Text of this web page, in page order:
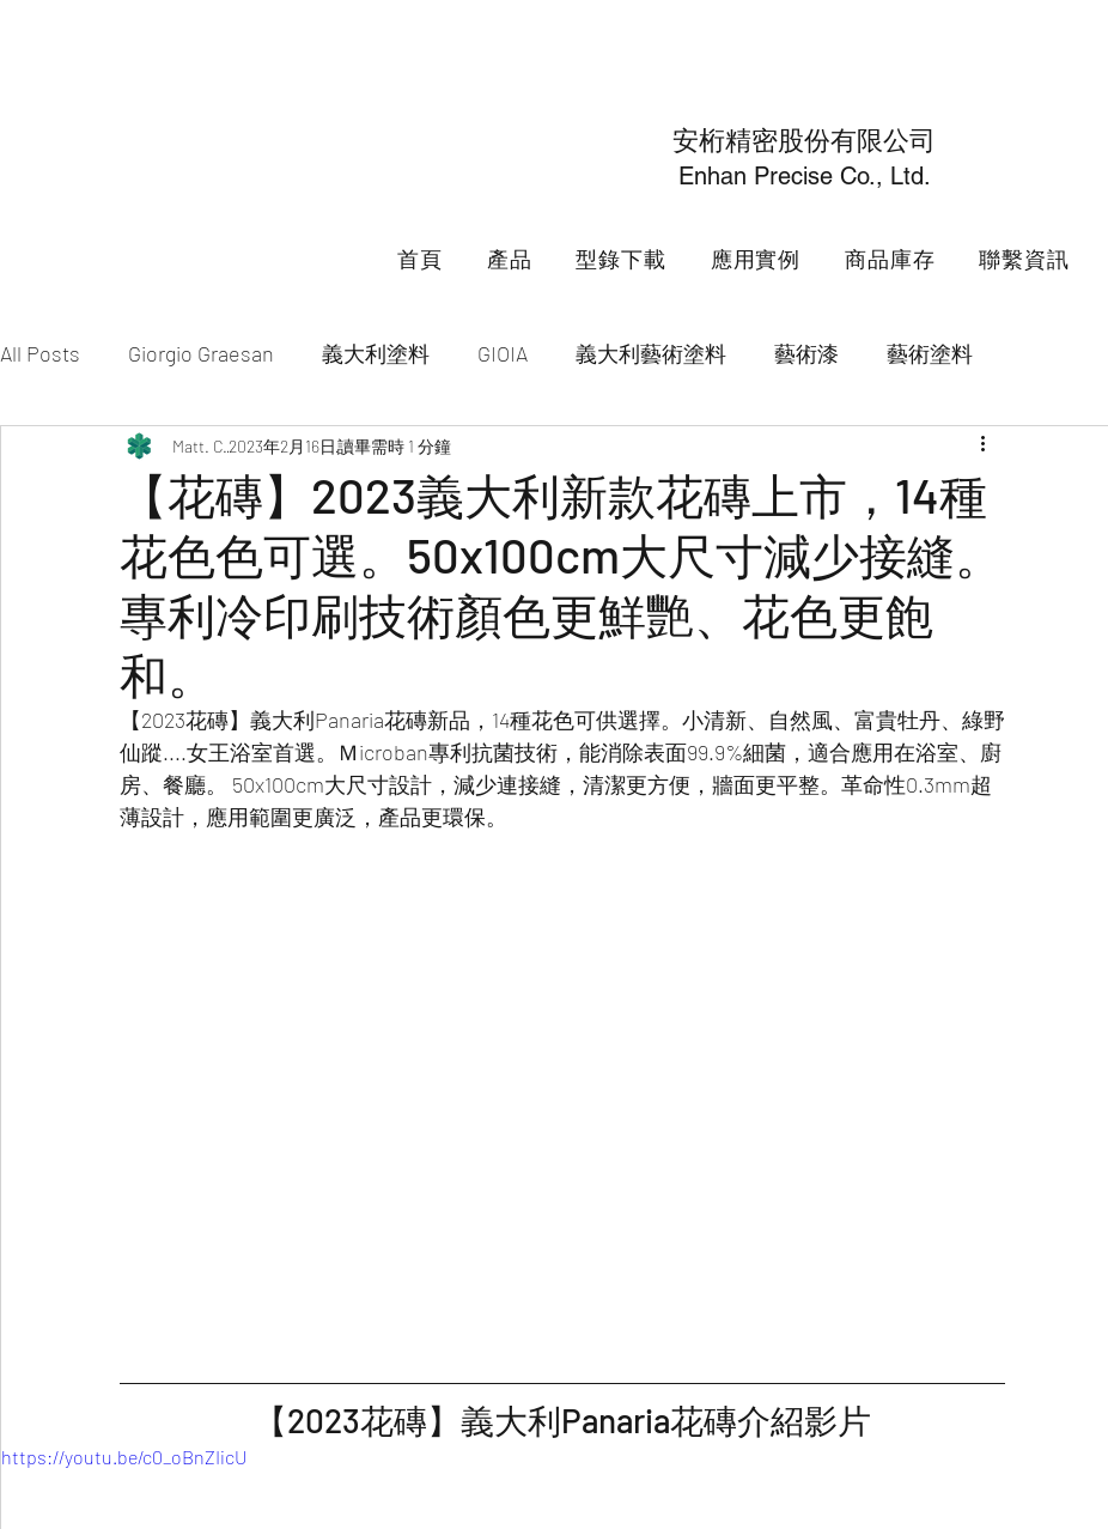
安桁精密股份有限公司
Enhan Precise Co., Ltd.
首頁 產品 型錄下載 應用實例 商品庫存 聯繫資訊
All Posts Giorgio Graesan 義大利塗料 GIOIA 義大利藝術塗料 藝術漆 藝術塗料
礦物塗料 特殊漆 特殊塗料 無接縫地坪
VENTIVENTI WhitePaint 藝術漆電視牆 Stuhhi Marmorino Minimal VentiVenti
Fili De Seta Muro Pastellone LimePaint fili de seta INSTINTO 精選藝術漆案例
【花磚】2023義大利新款花磚上市，14種
花色色可選。50x100cm大尺寸減少接縫。
專利冷印刷技術顏色更鮮艷、花色更飽
和。
Matt. C. 2023年2月16日讀畢需時 1 分鐘
【2023花磚】義大利Panaria花磚新品，14種花色可供選擇。小清新、自然風、富貴牡丹、綠野
仙蹤....女王浴室首選。Ｍicroban專利抗菌技術，能消除表面99.9%細菌，適合應用在浴室、廚
房、餐廳。 50x100cm大尺寸設計，減少連接縫，清潔更方便，牆面更平整。革命性0.3mm超
薄設計，應用範圍更廣泛，產品更環保。
【2023花磚】義大利Panaria花磚介紹影片
https://youtu.be/c0_oBnZIicU